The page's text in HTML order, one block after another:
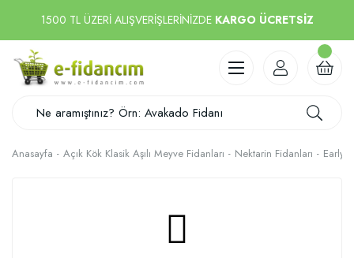
1500 TL ÜZERİ ALIŞVERİŞLERİNİZDE KARGO ÜCRETSİZ
Anasayfa Açık Kök Klasik Aşılı Meyve Fidanları Nektarin Fidanları Early